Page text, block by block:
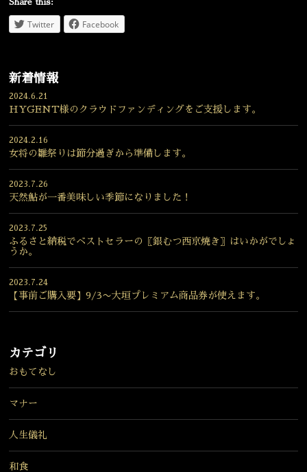
Share this:
Twitter Facebook
新着情報
2024.6.21
HYGENT様のクラウドファンディングをご支援します。
2024.2.16
女将の雛祭りは節分過ぎから準備します。
2023.7.26
天然鮎が一番美味しい季節になりました！
2023.7.25
ふるさと納税でベストセラーの〖銀むつ西京焼き〗はいかがでしょ
うか。
2023.7.24
【事前ご購入要】9/3〜大垣プレミアム商品券が使えます。
カテゴリ
おもてなし
マナー
人生儀礼
和食